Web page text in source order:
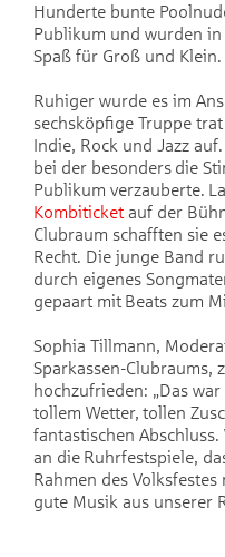
Hunderte bunte
Publikum und wurden
Spaß für Groß und Klein.
Ruhiger wurde es im
sechsköpfige Truppe
Indie, Rock und Jazz
bei der besonders die
Publikum verzauberte.
Kombiticket auf der
Clubraum schafften sie
Recht. Die junge Band
durch eigenes
gepaart mit Beats zum
Sophia Tillmann,
Sparkassen-Clubraums,
hochzufrieden: „Das
tollem Wetter, tollen
fantastischen
an die Ruhrfestspiele,
Rahmen des
gute Musik aus unserer